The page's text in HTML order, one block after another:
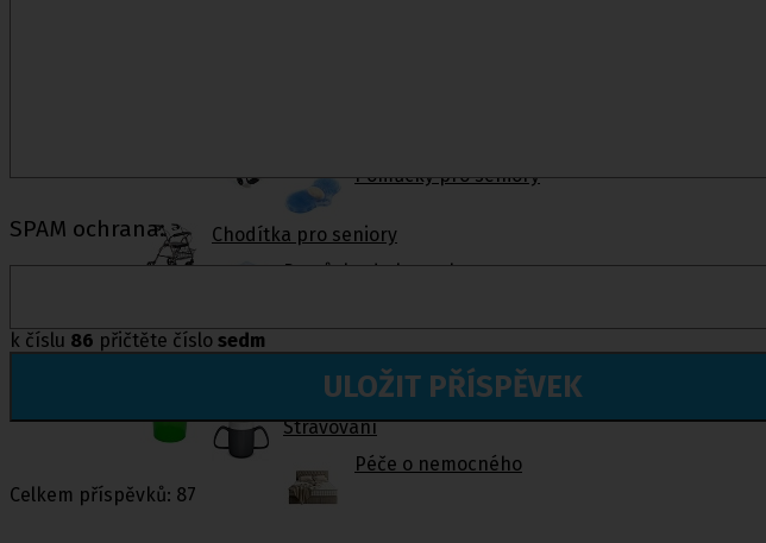
Pomůcky pro seniory
Chodítka pro seniory
Pomůcky do koupelny a wc
Ostatní pomůcky pro sebeobsluhu
Stravování
Péče o nemocného
SPAM ochrana:
k číslu 86 přičtěte číslo sedm
ULOŽIT PŘÍSPĚVEK
Celkem příspěvků: 87